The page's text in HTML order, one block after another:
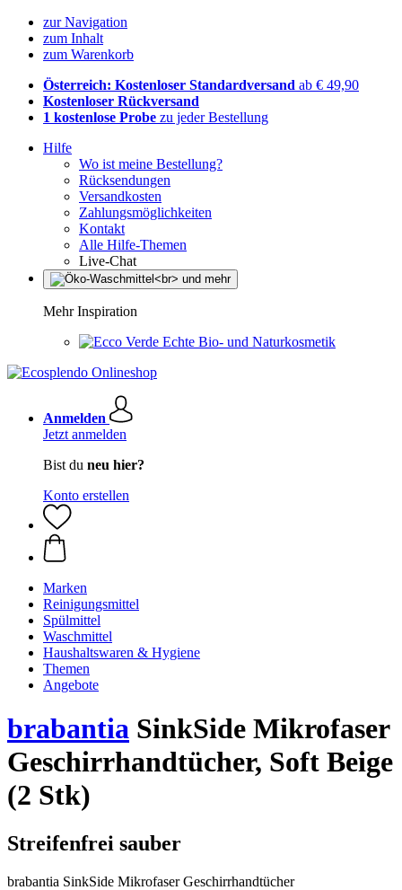
zur Navigation
zum Inhalt
zum Warenkorb
Österreich: Kostenloser Standardversand ab € 49,90
Kostenloser Rückversand
1 kostenlose Probe zu jeder Bestellung
Hilfe
Wo ist meine Bestellung?
Rücksendungen
Versandkosten
Zahlungsmöglichkeiten
Kontakt
Alle Hilfe-Themen
Live-Chat
Mehr Inspiration
Echte Bio- und Naturkosmetik
Anmelden
Jetzt anmelden
Bist du neu hier?
Konto erstellen
Marken
Reinigungsmittel
Spülmittel
Waschmittel
Haushaltswaren & Hygiene
Themen
Angebote
brabantia SinkSide Mikrofaser
Geschirrhandtücher, Soft Beige
(2 Stk)
Streifenfrei sauber
brabantia SinkSide Mikrofaser Geschirrhandtücher